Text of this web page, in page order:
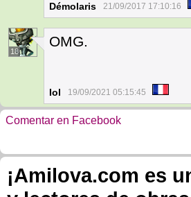
Démolaris 21/09/2017 17:10:16
18
OMG.
Iol 19/09/2021 05:15:45
Comentar en Facebook
¡Amilova.com es